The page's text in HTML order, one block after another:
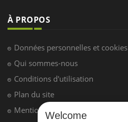
À PROPOS
Données personnelles et cookies
Qui sommes-nous
Conditions d'utilisation
Plan du site
Mentions Légales
Welcome